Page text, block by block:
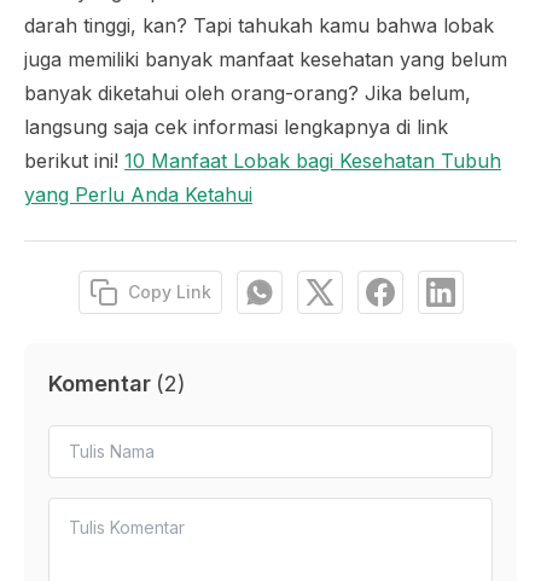
darah tinggi, kan? Tapi tahukah kamu bahwa lobak
juga memiliki banyak manfaat kesehatan yang belum
banyak diketahui oleh orang-orang? Jika belum,
langsung saja cek informasi lengkapnya di link
berikut ini! 10 Manfaat Lobak bagi Kesehatan Tubuh
yang Perlu Anda Ketahui
Copy Link
Komentar (2)